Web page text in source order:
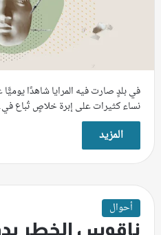
في بلدٍ صارت فيه المرايا شاهدًا يوميًّا
نساء كثيرات على إبرة خلاصٍ تُباع
المزيد
أحوال
ناقوس الخطر